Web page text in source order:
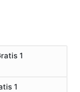
1
1